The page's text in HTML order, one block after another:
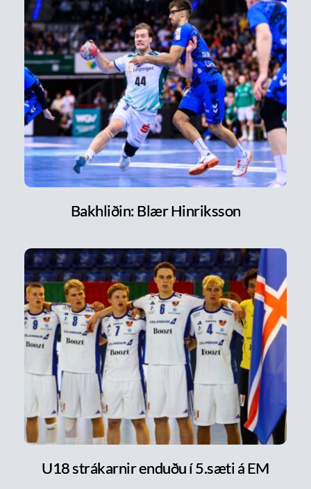
Bakhliðin: Blær Hinriksson
U18 strákarnir enduðu í 5.sæti á EM